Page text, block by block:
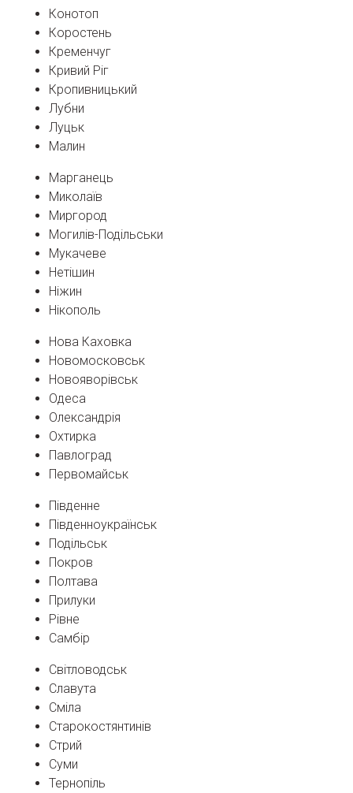
Конотоп
Коростень
Кременчуг
Кривий Ріг
Кропивницький
Лубни
Луцьк
Малин
Марганець
Миколаїв
Миргород
Могилів-Подільськи
Мукачеве
Нетішин
Ніжин
Нікополь
Нова Каховка
Новомосковськ
Новояворівськ
Одеса
Олександрія
Охтирка
Павлоград
Первомайськ
Південне
Південноукраїнськ
Подільськ
Покров
Полтава
Прилуки
Рівне
Самбір
Світловодськ
Славута
Сміла
Старокостянтинів
Стрий
Суми
Тернопіль